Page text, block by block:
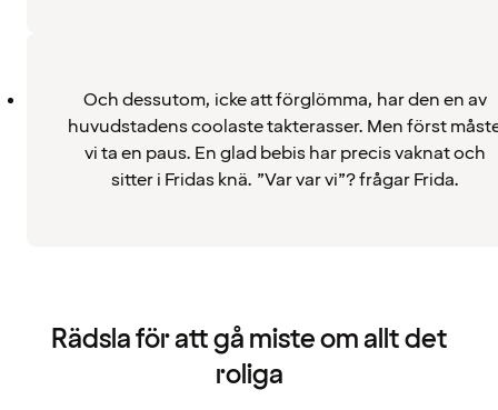
Och dessutom, icke att förglömma, har den en av
huvudstadens coolaste takterasser. Men först
vi ta en paus. En glad bebis har precis vaknat och
sitter i Fridas knä. ”Var var vi”? frågar Frida.
Rädsla för att gå miste om allt det
roliga